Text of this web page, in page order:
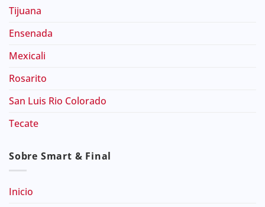
Tijuana
Ensenada
Mexicali
Rosarito
San Luis Rio Colorado
Tecate
Sobre Smart & Final
Inicio